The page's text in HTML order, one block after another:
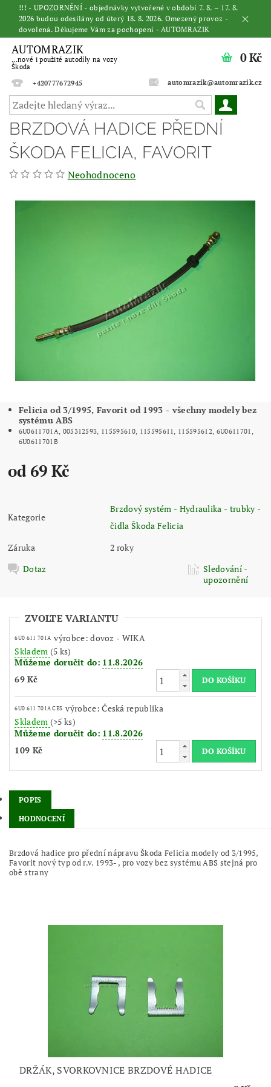
!!! - UPOZORNĚNÍ - objednávky vytvořené v období 7. 8. – 17. 8.
2026 budou odesílány od úterý 18. 8. 2026. Omezený provoz -
dovolená. Děkujeme Vám za pochopení - AUTOMRAZIK
AUTOMRAZIK
...nové i použité autodíly na vozy
Škoda
+420777672945
automrazik@automrazik.cz
0 Kč
BRZDOVÁ HADICE PŘEDNÍ
ŠKODA FELICIA, FAVORIT
Neohodnoceno
Felicia od 3/1995, Favorit od 1993 - všechny modely bez
systému ABS
6U0611701A, 005312593, 115595610, 115595611, 115595612, 6U0611701,
6U0611701B
od 69 Kč
Kategorie
Brzdový systém - Hydraulika - trubky -
čidla Škoda Felicia
Záruka
2 roky
Dotaz
Sledování -
upozornění
ZVOLTE VARIANTU
6U0 611 701A výrobce: dovoz - WIKA
Skladem (5 ks)
Můžeme doručit do: 11.8.2026
69 Kč
6U0 611 701A CES výrobce: Česká republika
Skladem (>5 ks)
Můžeme doručit do: 11.8.2026
109 Kč
POPIS
HODNOCENÍ
Brzdová hadice pro přední nápravu Škoda Felicia modely od 3/1995,
Favorit nový typ od r.v. 1993- , pro vozy bez systému ABS stejná pro
obě strany
DRŽÁK, SVORKOVNICE BRZDOVÉ HADICE